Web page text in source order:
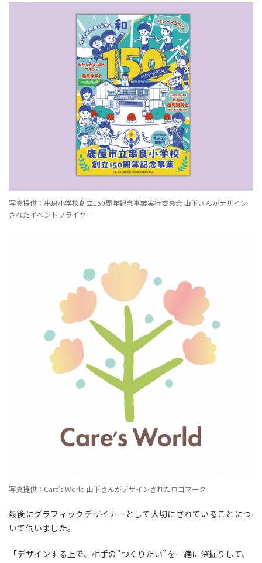
写真提供：串良小学校創立150周年記念事業実行委員会 山下さんがデザイン
されたイベントフライヤー
写真提供：Care’s World 山下さんがデザインされたロゴマーク
最後にグラフィックデザイナーとして大切にされていることにつ
いて伺いました。
「デザインする上で、相手の“つくりたい”を一緒に深掘りして、